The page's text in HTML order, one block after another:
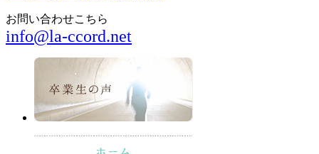
お問い合わせこちら
info@la-ccord.net